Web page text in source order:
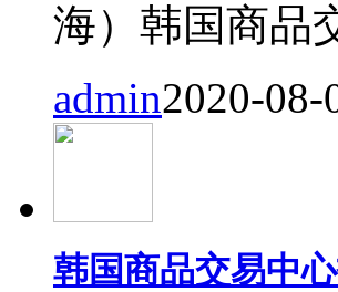
海）韩国商品
admin2020-08-
韩国商品交易中